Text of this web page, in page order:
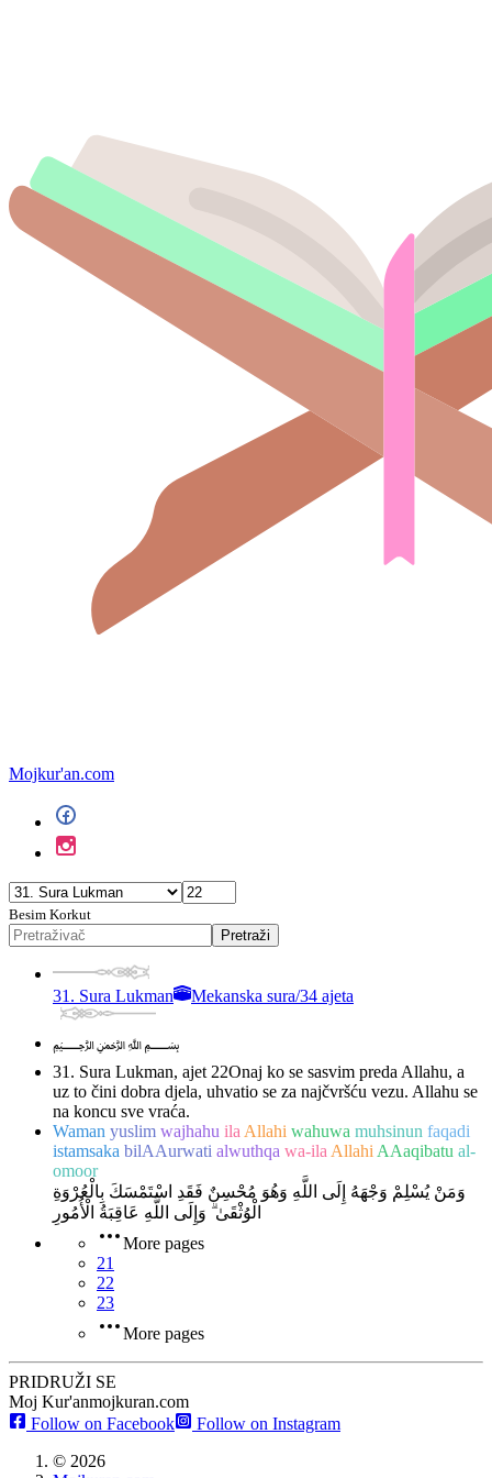
Mojkur'an.com
Besim Korkut
Pretraži
31. Sura Lukman Mekanska sura/34 ajeta
﷽
31. Sura Lukman, ajet 22Onaj ko se sasvim preda Allahu, a
uz to čini dobra djela, uhvatio se za najčvršću vezu. Allahu se
na koncu sve vraća.
Waman yuslim wajhahu ila Allahi wahuwa muhsinun faqadi
istamsaka bilAAurwati alwuthqa wa-ila Allahi AAaqibatu al-
omoor
وَمَنْ يُسْلِمْ وَجْهَهُ إِلَى اللَّهِ وَهُوَ مُحْسِنٌ فَقَدِ اسْتَمْسَكَ بِالْعُرْوَةِ
الْوُثْقَىٰ ۗ وَإِلَى اللَّهِ عَاقِبَةُ الْأُمُورِ
More pages
21
22
23
More pages
PRIDRUŽI SE
Moj Kur'anmojkuran.com
Follow on Facebook
Follow on Instagram
© 2026